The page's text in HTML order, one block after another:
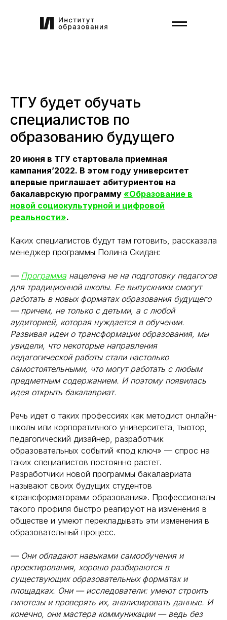
ТГУ будет обучать
специалистов по
образованию будущего
20 июня в ТГУ стартовала приемная
кампания’2022. В этом году университет
впервые приглашает абитуриентов на
бакалаврскую программу «Образование в
новой социокультурной и цифровой
реальности».
Каких специалистов будут там готовить, рассказала
менеджер программы Полина Скидан:
— Программа нацелена не на подготовку педагогов
для традиционной школы. Ее выпускники смогут
работать в новых форматах образования будущего
— причем, не только с детьми, а с любой
аудиторией, которая нуждается в обучении.
Развивая идеи о трансформации образования, мы
увидели, что некоторые направления
педагогической работы стали настолько
самостоятельными, что могут работать с любым
предметным содержанием. И поэтому появилась
идея открыть бакалавриат.
Речь идет о таких профессиях как методист онлайн-
школы или корпоративного университета, тьютор,
педагогический дизайнер, разработчик
образовательных событий «под ключ» — спрос на
таких специалистов постоянно растет.
Разработчики новой программы бакалавриата
называют своих будущих студентов
«трансформаторами образования». Профессионалы
такого профиля быстро реагируют на изменения в
обществе и умеют перекладывать эти изменения в
образовательный процесс.
— Они обладают навыками самообучения и
проектирования, хорошо разбираются в
существующих образовательных форматах и
площадках. Они — исследователи: умеют строить
гипотезы и проверять их, анализировать данные. И
конечно, они мастера коммуникации — ведь без